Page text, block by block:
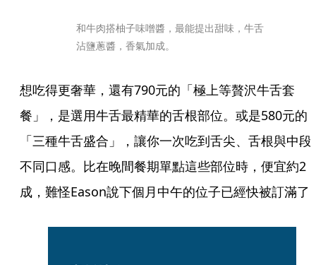
和牛肉搭柚子味噌醬，最能提出甜味，牛舌
沾鹽蔥醬，香氣加成。
想吃得更奢華，還有790元的「極上等贅沢牛舌套
餐」，是選用牛舌最精華的舌根部位。或是580元的
「三種牛舌盛合」，讓你一次吃到舌尖、舌根與中段
不同口感。比在晚間餐期單點這些部位時，便宜約2
成，難怪Eason說下個月中午的位子已經快被訂滿了